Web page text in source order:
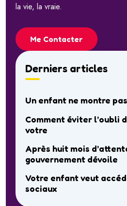
la vie, la vraie.
Me Contacter
Derniers articles
Un enfant ne montre
Comment éviter l’oubli
votre
Après huit mois
gouvernement dévoile
Votre enfant veut
sociaux